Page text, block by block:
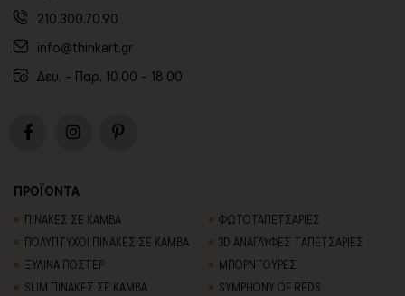
210.300.70.90
info@thinkart.gr
Δευ. - Παρ. 10:00 - 18:00
ΠΡΟΪΟΝΤΑ
ΠΙΝΑΚΕΣ ΣΕ ΚΑΜΒΑ
ΠΟΛΥΠΤΥΧΟΙ ΠΙΝΑΚΕΣ ΣΕ ΚΑΜΒΑ
ΞΥΛΙΝΑ ΠΟΣΤΕΡ
SLIM ΠΙΝΑΚΕΣ ΣΕ ΚΑΜΒΑ
ΦΩΤΟΤΑΠΕΤΣΑΡΙΕΣ
3D AΝΑΓΛΥΦΕΣ TΑΠΕΤΣΑΡΙΕΣ
ΜΠΟΡΝΤΟΥΡΕΣ
SYMPHONY OF REDS